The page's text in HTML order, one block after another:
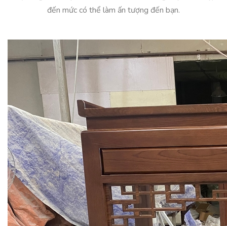
đến mức có thể làm ấn tượng đến bạn.